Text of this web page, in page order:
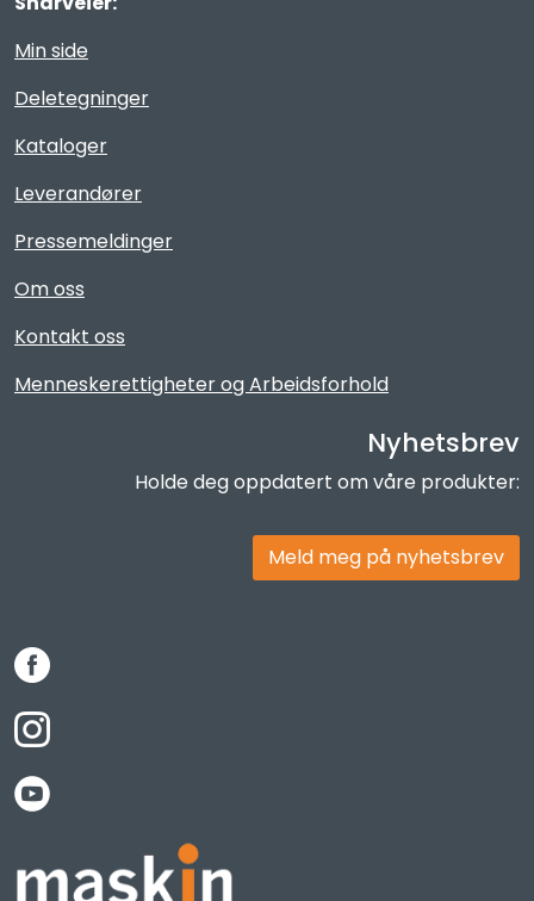
Min side
Deletegninger
Kataloger
Leverandører
Pressemeldinger
Om oss
Kontakt oss
Menneskerettigheter og Arbeidsforhold
Nyhetsbrev
Holde deg oppdatert om våre produkter:
Meld meg på nyhetsbrev